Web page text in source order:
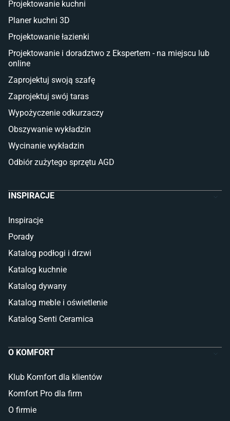
Sztuczna trawa miękka
Koce i pledy
Płytki na balkon
Lampy stojące LED
Płytki
Płytki betonowe
Płytki Cersanit
Płytki wielkoformatowe
Glazura
Płytki marmurowe
Projektowanie kuchni
Planer kuchni 3D
Projektowanie łazienki
Projektowanie i doradztwo z Ekspertem - na miejscu lub
online
Zaprojektuj swoją szafę
Zaprojektuj swój taras
Wypożyczenie odkurzaczy
Obszywanie wykładzin
Wycinanie wykładzin
Odbiór zużytego sprzętu AGD
INSPIRACJE
Inspiracje
Porady
Katalog podłogi i drzwi
Katalog kuchnie
Katalog dywany
Katalog meble i oświetlenie
Katalog Senti Ceramica
O KOMFORT
Klub Komfort dla klientów
Komfort Pro dla firm
O firmie